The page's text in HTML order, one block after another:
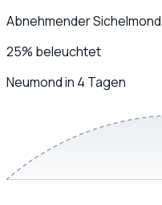
Abnehmender Sichelmond
25% beleuchtet
Neumond in 4 Tagen